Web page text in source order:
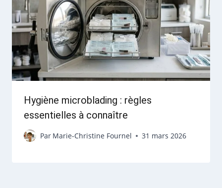
Hygiène microblading : règles
essentielles à connaître
Par Marie-Christine Fournel 31 mars 2026